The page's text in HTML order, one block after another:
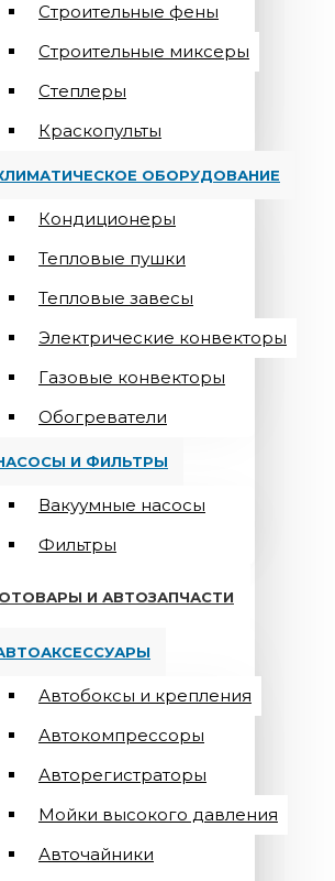
Строительные фены
Строительные миксеры
Степлеры
Краскопульты
ОБОРУДОВАНИЕ
Кондиционеры
Teпловые пушки
Тепловые завесы
Электрические конвекторы
Газовые конвекторы
Обогреватели
И ФИЛЬТРЫ
Вакуумные насосы
Фильтры
И АВТОЗАПЧАСТИ
Автобоксы и крепления
Автокомпрессоры
Авторегистраторы
Мойки высокого давления
Авточайники